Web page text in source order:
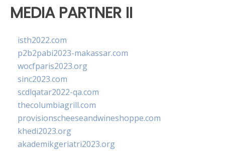
MEDIA PARTNER II
isth2022.com
p2b2pabi2023-makassar.com
wocfparis2023.org
sinc2023.com
scdlqatar2022-qa.com
thecolumbiagrill.com
provisionscheeseandwineshoppe.com
khedi2023.org
akademikgeriatri2023.org